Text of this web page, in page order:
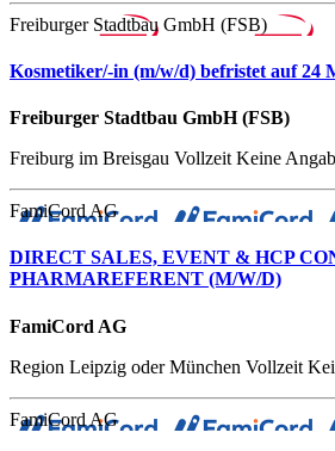
Freiburger Stadtbau GmbH (FSB)
Kosmetiker/-in (m/w/d) befristet auf 24
Freiburger Stadtbau GmbH (FSB)
Freiburg im Breisgau Vollzeit Keine
FamiCord AG
DIRECT SALES, EVENT & HCP
PHARMAREFERENT (M/W/D)
FamiCord AG
Region Leipzig oder München Vollzeit
FamiCord AG